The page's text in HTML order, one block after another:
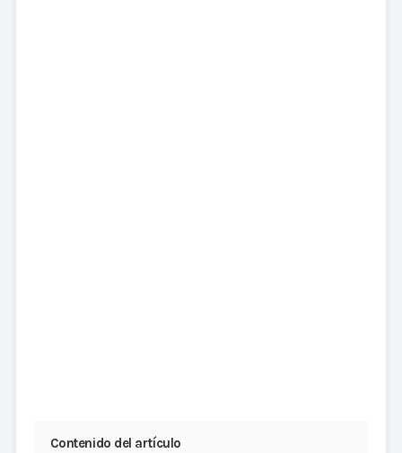
Contenido del artículo